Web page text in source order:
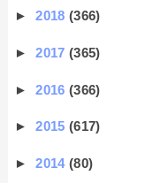
►2018(366)
►2017(365)
►2016(366)
►2015(617)
►2014(80)